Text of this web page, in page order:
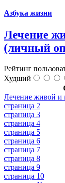
Азбука жизни
Лечение
(личный
Рейтинг
Худший
Лечение живой и
страница 2
страница 3
страница 4
страница 5
страница 6
страница 7
страница 8
страница 9
страница 10